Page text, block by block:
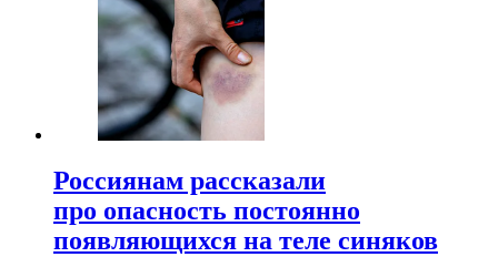
Россиянам рассказали
про опасность постоянно
появляющихся на теле синяков